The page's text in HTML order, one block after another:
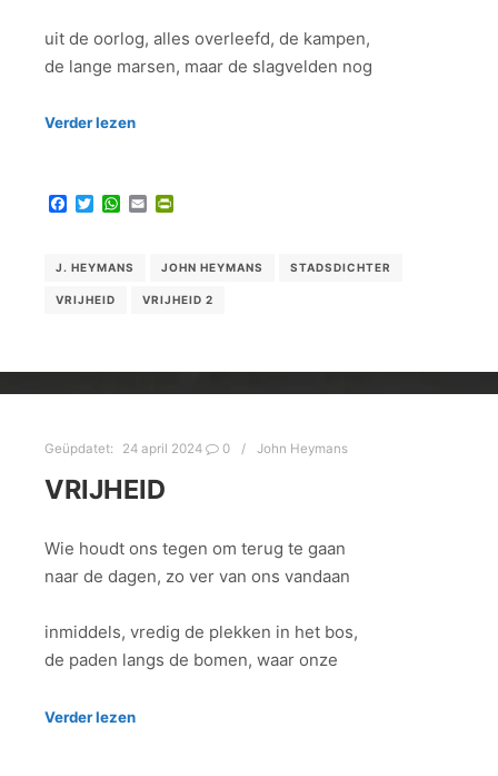
uit de oorlog, alles overleefd, de kampen,
de lange marsen, maar de slagvelden nog
Verder lezen
Facebook
TwitterWhatsApp
Email
J. HEYMANS JOHN HEYMANS STADSDICHTER
VRIJHEID VRIJHEID 2
Geüpdatet: 24 april 2024 0 John Heymans
VRIJHEID
Wie houdt ons tegen om terug te gaan
naar de dagen, zo ver van ons vandaan
inmiddels, vredig de plekken in het bos,
de paden langs de bomen, waar onze
Verder lezen